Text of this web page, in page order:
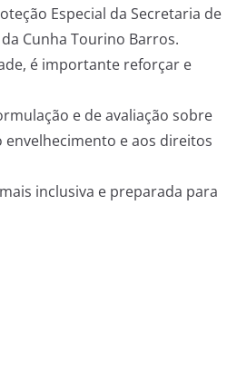
Especial da Secretaria de
Cunha Tourino Barros.
é importante reforçar e
e de avaliação sobre
e aos direitos
inclusiva e preparada para